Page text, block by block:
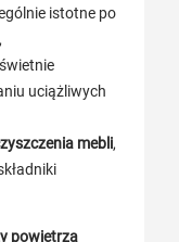
istotne po
uciążliwych
mebli,
powietrza